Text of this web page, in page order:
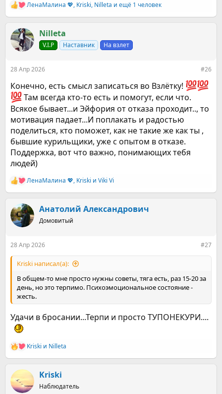
Р
е
к
ц
и
ЛенаМалина 💖, Kriski, Nilleta и ещё 1 человек
Nilleta
V.I.P Наставник На взлет
28 Апр 2026 #26
Конечно, есть смысл записаться во Взлётку!
Там всегда кто-то есть и помогут, если что.
Всякое бывает...и Эйфория от отказа проходит.., то
мотивация падает...И поплакать и радостью
поделиться, кто поможет, как не такие же как ты ,
бывшие курильщики, уже с опытом в отказе.
Поддержка, вот что важно, понимающих тебя
людей)
Р
е
к
ц
и
ЛенаМалина 💖, Kriski и Viki Vi
Анатолий Александрович
Домовитый
28 Апр 2026 #27
Kriski написал(а):
В общем-то мне просто нужны советы, тяга есть, раз 15-20 за
день, но это терпимо. Психоэмоциональное состояние -
жесть.
Удачи в бросании...Терпи и просто ТУПОНЕКУРИ....
Р
е
к
ц
и
Kriski и Nilleta
Kriski
Наблюдатель